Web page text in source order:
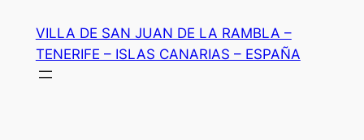
contenido
VILLA DE SAN JUAN DE LA RAMBLA –
TENERIFE – ISLAS CANARIAS – ESPAÑA